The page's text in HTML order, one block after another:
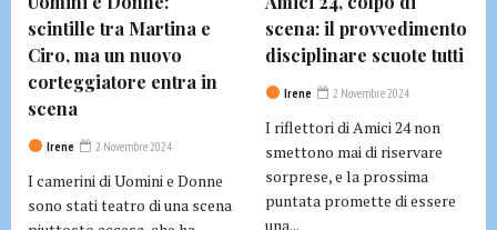
scintille tra Martina e
Ciro, ma un nuovo
corteggiatore entra in
scena
Irene 2 Novembre 2024
I camerini di Uomini e Donne
sono stati teatro di una scena
scena: il provvedimento
disciplinare scuote tutti
Irene 2 Novembre 2024
I riflettori di Amici 24 non
smettono mai di riservare
sorprese, e la prossima
puntata promette di essere
una...